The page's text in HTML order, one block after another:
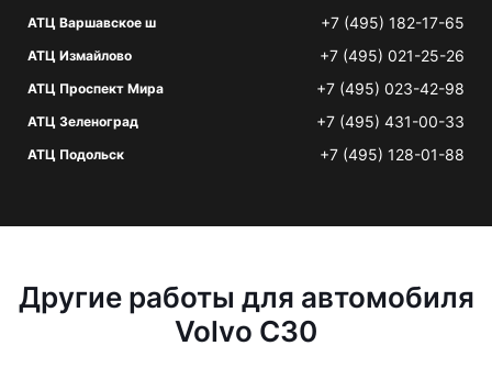
АТЦ Варшавское ш +7 (495) 182-17-65
АТЦ Измайлово +7 (495) 021-25-26
АТЦ Проспект Мира +7 (495) 023-42-98
АТЦ Зеленоград +7 (495) 431-00-33
АТЦ Подольск +7 (495) 128-01-88
Другие работы для автомобиля
Volvo C30